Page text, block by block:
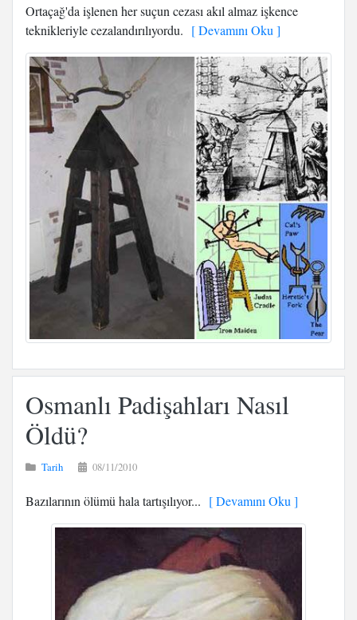
Ortaçağ'da işlenen her suçun cezası akıl almaz işkence
teknikleriyle cezalandırılıyordu. [ Devamını Oku ]
Osmanlı Padişahları Nasıl
Öldü?
Tarih 08/11/2010
Bazılarının ölümü hala tartışılıyor... [ Devamını Oku ]